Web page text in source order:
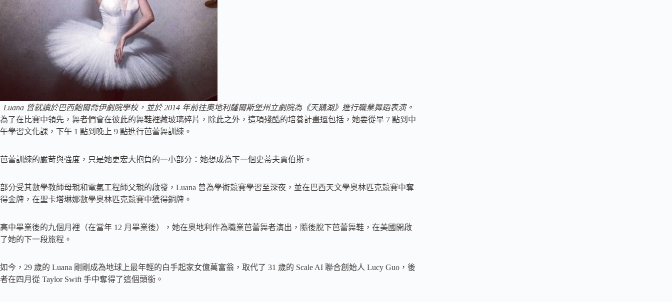
Luana 曾就讀於巴西鮑爾喬伊劇院學校，並於 2014 年前往奧地利薩爾斯堡州立劇院為《天鵝湖》進行職業舞蹈表演。
為了在比賽中領先，舞者們會在彼此的舞鞋裡藏玻璃碎片，除此之外，這項殘酷的培養計畫還包括，她要從早 7 點到中
午學習文化課，下午 1 點到晚上 9 點進行芭蕾舞訓練。
芭蕾訓練的嚴苛與強度，只是她更宏大抱負的一小部分：她想成為下一個史蒂夫賈伯斯。
部分受其數學教師母親和電氣工程師父親的啟發，Luana 曾為學術競賽學習至深夜，並在巴西天文學奧林匹克競賽中奪
得金牌，在聖卡塔琳娜數學奧林匹克競賽中獲得銅牌。
高中畢業後的九個月裡（在當年 12 月畢業後），她在奧地利作為職業芭蕾舞者演出，隨後脫下芭蕾舞鞋，在美國開啟
了她的下一段旅程。
如今，29 歲的 Luana 剛剛成為地球上最年輕的白手起家女億萬富翁，取代了 31 歲的 Scale AI 聯合創始人 Lucy Guo，後
者在四月從 Taylor Swift 手中奪得了這個頭銜。